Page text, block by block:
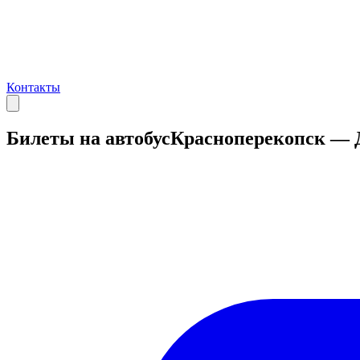
Контакты
Билеты на автобусКрасноперекопск —